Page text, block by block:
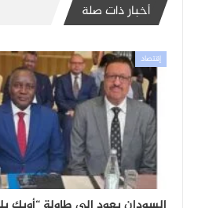
أخبار ذات صلة
إقتصاد